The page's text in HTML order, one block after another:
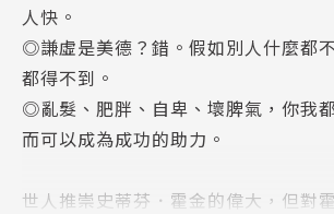
人快。
◎謙虛是美德？錯。假如別人什麼都
都得不到。
◎亂髮、肥胖、自卑、壞脾氣，你我
而可以成為成功的助力。
世人推崇史蒂芬．霍金的偉大，但對